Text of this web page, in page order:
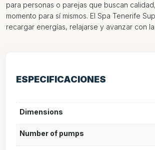
para personas o parejas que buscan
momento para sí mismos. El Spa Tenerife
recargar energías, relajarse y avanzar con
ESPECIFICACIONES
Dimensions
Number of pumps